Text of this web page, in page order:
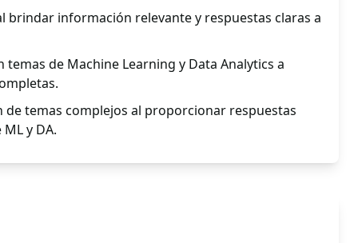
brindar información relevante y respuestas claras a
de Machine Learning y Data Analytics a
temas complejos al proporcionar respuestas
y DA.